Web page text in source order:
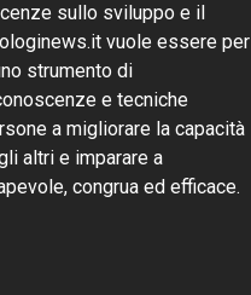
sullo sviluppo e il
vuole essere per
strumento di
e tecniche
a migliorare la capacità
altri e imparare a
congrua ed efficace.